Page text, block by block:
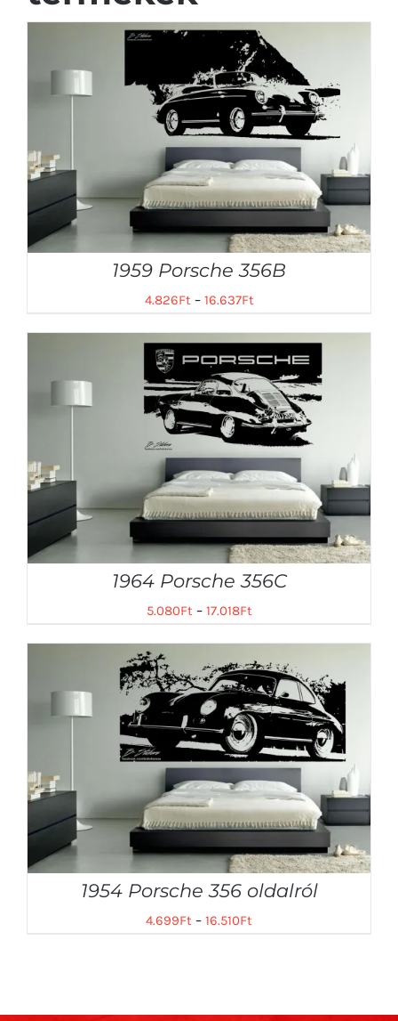
1959 Porsche 356B
4.826Ft– 16.637Ft
1964 Porsche 356C
5.080Ft– 17.018Ft
1954 Porsche 356 oldalról
4.699Ft – 16.510Ft